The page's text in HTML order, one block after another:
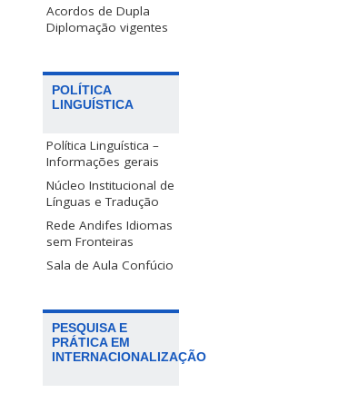
Acordos de Dupla
Diplomação vigentes
POLÍTICA
LINGUÍSTICA
Política Linguística –
Informações gerais
Núcleo Institucional de
Línguas e Tradução
Rede Andifes Idiomas
sem Fronteiras
Sala de Aula Confúcio
PESQUISA E
PRÁTICA EM
INTERNACIONALIZAÇÃO